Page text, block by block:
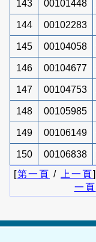
143 00101448
144 00102283
145 00104058
146 00104677
147 00104753
148 00105985
149 00106149
150 00106838
[第一頁 / 上一頁]
一頁